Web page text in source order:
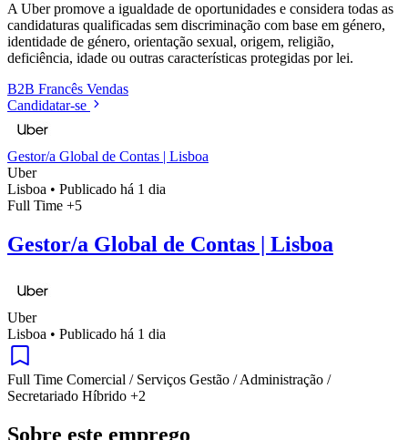
A Uber promove a igualdade de oportunidades e considera todas as
candidaturas qualificadas sem discriminação com base em género,
identidade de género, orientação sexual, origem, religião,
deficiência, idade ou outras características protegidas por lei.
B2B Francês Vendas
Candidatar-se
Gestor/a Global de Contas | Lisboa
Uber
Lisboa • Publicado há 1 dia
Full Time +5
Gestor/a Global de Contas | Lisboa
Uber
Lisboa • Publicado há 1 dia
Full Time Comercial / Serviços Gestão / Administração /
Secretariado Híbrido +2
Sobre este emprego